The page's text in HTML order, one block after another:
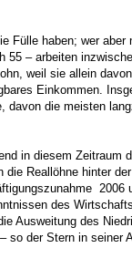
haben; wer
– arbeiten
weil sie allein
Einkommen.
die meisten
in diesem
Reallöhne hinter
des
des
der Stern in